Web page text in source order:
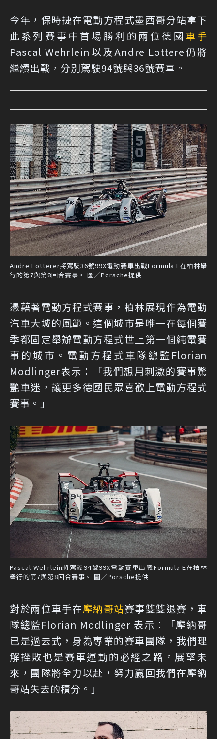
今年，保時捷在電動方程式墨西哥分站拿下
此系列賽事中首場勝利的兩位德國車手
Pascal Wehrlein以及Andre Lottere仍將
繼續出戰，分別駕駛94號與36號賽車。
Andre Lotterer將駕駛36號99X電動賽車出戰Formula E在柏林舉
行的第7與第8回合賽事。 圖／Porsche提供
憑藉著電動方程式賽事，柏林展現作為電動
汽車大城的風範。這個城市是唯一在每個賽
季都固定舉辦電動方程式世上第一個純電賽
事的城市。電動方程式⾞隊總監Florian
Modlinger表⽰：「我們想用刺激的賽事驚
艷車迷，讓更多德國民眾喜歡上電動方程式
賽事。」
Pascal Wehrlein將駕駛94號99X電動賽車出戰Formula E在柏林
舉行的第7與第8回合賽事。 圖／Porsche提供
對於兩位車手在摩納哥站賽事雙雙退賽，車
隊總監Florian Modlinger 表示：「摩納哥
已是過去式，身為專業的賽車團隊，我們理
解挫敗也是賽車運動的必經之路。展望未
來，團隊將全力以赴，努力贏回我們在摩納
哥站失去的積分。」